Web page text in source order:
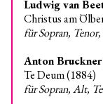
Ludwig van
Christus am
für Sopran,
Anton Bruckner
Te Deum (1884)
für Sopran, Alt,